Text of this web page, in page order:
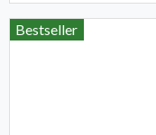
Bestseller